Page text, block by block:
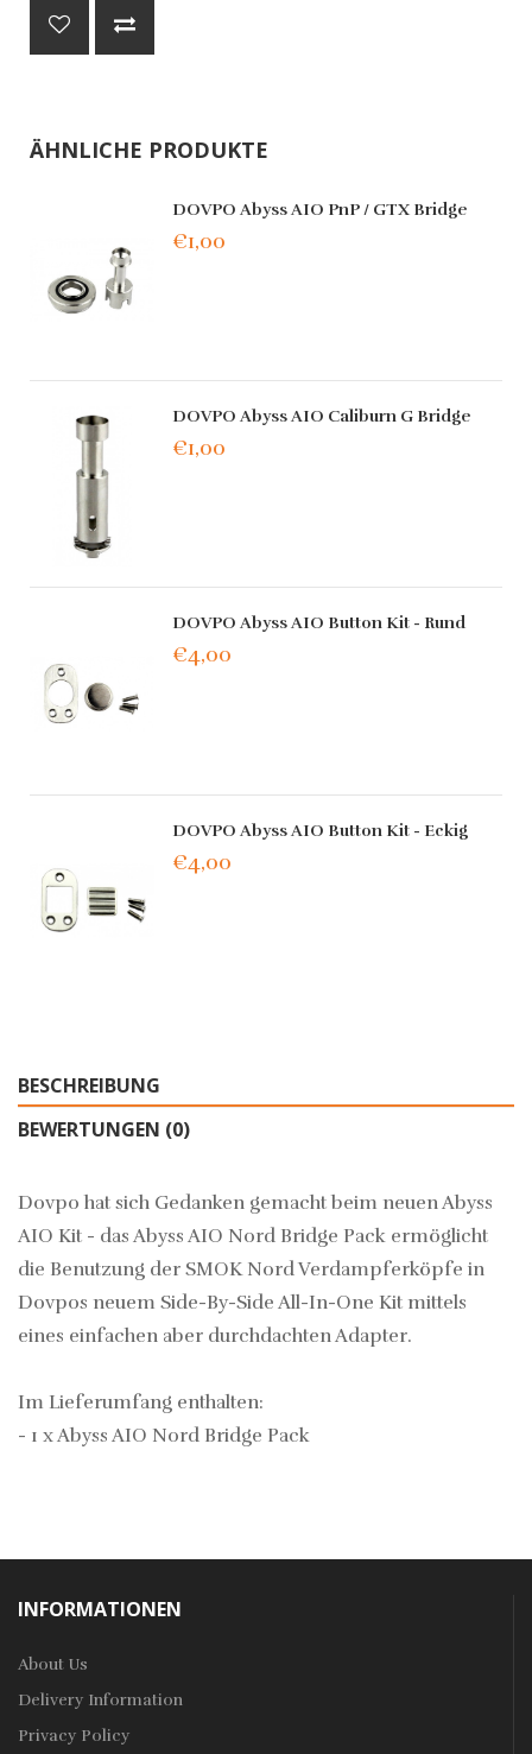
ÄHNLICHE PRODUKTE
DOVPO Abyss AIO PnP / GTX Bridge
€1,00
DOVPO Abyss AIO Caliburn G Bridge
€1,00
DOVPO Abyss AIO Button Kit - Rund
€4,00
DOVPO Abyss AIO Button Kit - Eckig
€4,00
BESCHREIBUNG
BEWERTUNGEN (0)
Dovpo hat sich Gedanken gemacht beim neuen Abyss
AIO Kit - das Abyss AIO Nord Bridge Pack ermöglicht
die Benutzung der SMOK Nord Verdampferköpfe in
Dovpos neuem Side-By-Side All-In-One Kit mittels
eines einfachen aber durchdachten Adapter.
Im Lieferumfang enthalten:
- 1 x Abyss AIO Nord Bridge Pack
INFORMATIONEN
About Us
Delivery Information
Privacy Policy